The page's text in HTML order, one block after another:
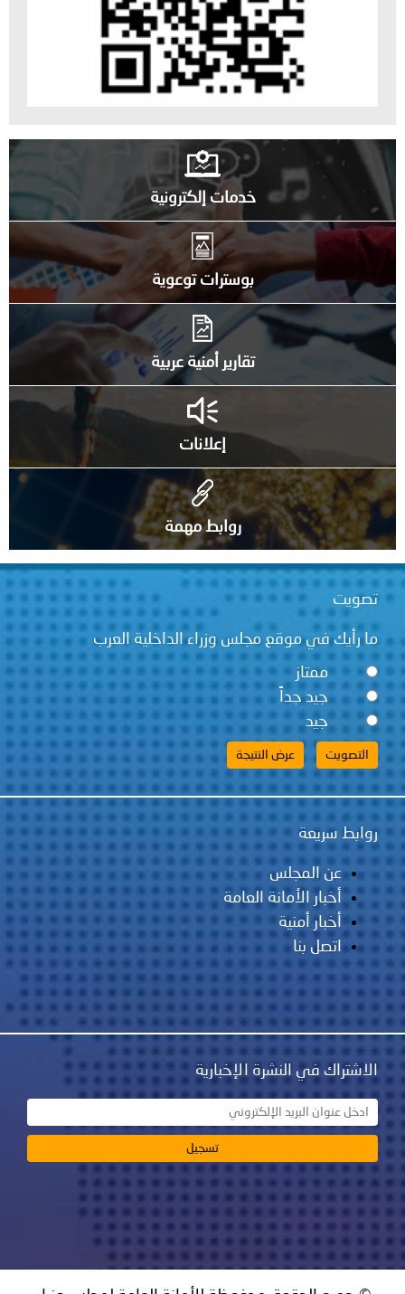
خدمات إلكترونية
بوسترات توعوية
تقارير أمنية عربية
إعلانات
روابط مهمة
تصويت
ما رأيك في موقع مجلس وزراء الداخلية العرب
ممتاز
جيد جداً
جيد
روابط سريعة
عن المجلس
أخبار الأمانة العامة
أخبار أمنية
اتصل بنا
الاشتراك في النشرة الإخبارية